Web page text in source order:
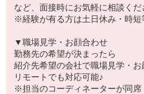
など、面接時にお気軽に相談くだ
※経験が有る方は土日休み・時短
▼職場見学・お顔合わせ
勤務先の希望が決まったら
紹介先希望の会社で職場見学・お
リモートでも対応可能♪
※担当のコーディネーターが同席